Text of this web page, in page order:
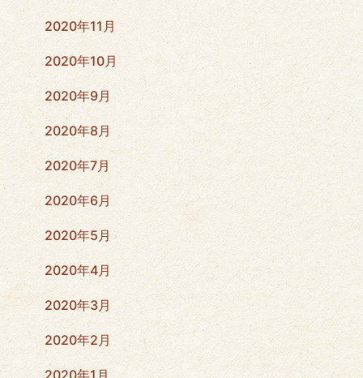
2020年11月
2020年10月
2020年9月
2020年8月
2020年7月
2020年6月
2020年5月
2020年4月
2020年3月
2020年2月
2020年1月